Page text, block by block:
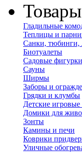
Гладильные
Теплицы и
Санки, тюбинги,
Биотуалеты
Садовые фигурки
Сауны
Ширмы
Заборы и
Грядки и клумбы
Детские
Домики для
Зонты
Камины и печи
Коврики
Уличные